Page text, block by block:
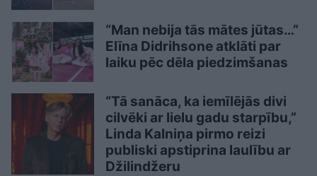
“Man nebija tās mātes jūtas…”
Elīna Didrihsone atklāti par
laiku pēc dēla piedzimšanas
“Tā sanāca, ka iemīlējās divi
cilvēki ar lielu gadu starpību,”
Linda Kalniņa pirmo reizi
publiski apstiprina laulību ar
Džilindžeru